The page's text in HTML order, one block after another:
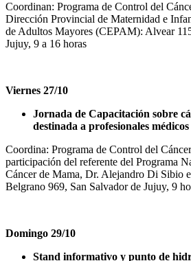
Coordinan: Programa de Control del
Dirección Provincial de Maternidad e
de Adultos Mayores (CEPAM): Alvear
Jujuy, 9 a 16 horas
Viernes 27/10
Jornada de Capacitación sobre
destinada a profesionales
Coordina: Programa de Control del
participación del referente del Programa
Cáncer de Mama, Dr. Alejandro Di Sibio
Belgrano 969, San Salvador de Jujuy, 9
Domingo 29/10
Stand informativo y punto de